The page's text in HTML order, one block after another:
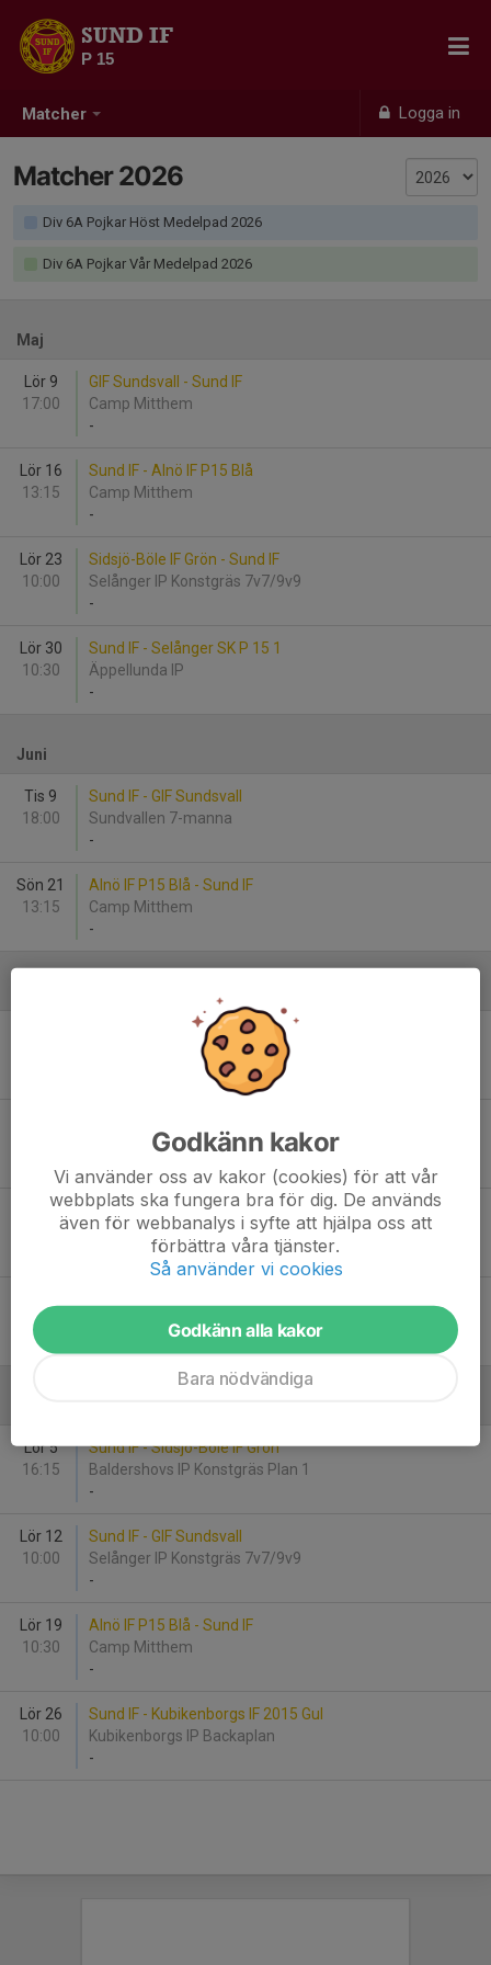
Matcher Logga in
SUND IF
P 15
Matcher 2026
Div 6A Pojkar Höst Medelpad 2026
Div 6A Pojkar Vår Medelpad 2026
Maj
Lör 9
17:00
GIF Sundsvall - Sund IF
Camp Mitthem
-
Lör 16
13:15
Sund IF - Alnö IF P15 Blå
Camp Mitthem
-
Lör 23
10:00
Sidsjö-Böle IF Grön - Sund IF
Selånger IP Konstgräs 7v7/9v9
-
Lör 30
10:30
Sund IF - Selånger SK P 15 1
Äppellunda IP
-
Juni
Tis 9
18:00
Sund IF - GIF Sundsvall
Sundvallen 7-manna
-
Sön 21
13:15
Alnö IF P15 Blå - Sund IF
Camp Mitthem
-
GIF Sundsvall - Sund IF
Kubikenborgs IP Backaplan
Tis 25
18:00
Kubikenborgs IF 2015 Gul - Sund IF
Sundvallen 7-manna
10:30
Sundvallen 7-manna
Lör 5
16:15
Sund IF - Sidsjö-Böle IF Grön
Baldershovs IP Konstgräs Plan 1
-
Lör 12
10:00
Sund IF - GIF Sundsvall
Selånger IP Konstgräs 7v7/9v9
-
Lör 19
10:30
Alnö IF P15 Blå - Sund IF
Camp Mitthem
-
Lör 26
10:00
Sund IF - Kubikenborgs IF 2015 Gul
Kubikenborgs IP Backaplan
-
Godkänn kakor
Vi använder oss av kakor (cookies) för att vår
webbplats ska fungera bra för dig. De används
även för webbanalys i syfte att hjälpa oss att
förbättra våra tjänster.
Så använder vi cookies
Godkänn alla kakor
Bara nödvändiga